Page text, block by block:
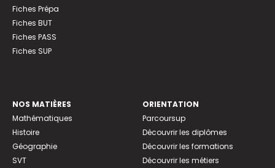
Fiches Prépa
Fiches BUT
Fiches PASS
Fiches SUP
NOS MATIÈRES
Mathématiques
Histoire
Géographie
SVT
ORIENTATION
Parcoursup
Découvrir les diplômes
Découvrir les formations
Découvrir les métiers